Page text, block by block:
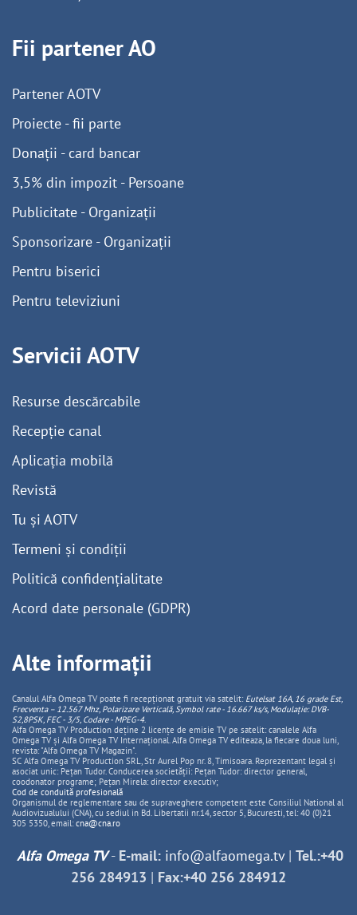
Fii partener AO
Partener AOTV
Proiecte - fii parte
Donații - card bancar
3,5% din impozit - Persoane
Publicitate - Organizații
Sponsorizare - Organizații
Pentru biserici
Pentru televiziuni
Servicii AOTV
Resurse descărcabile
Recepție canal
Aplicația mobilă
Revistă
Tu și AOTV
Termeni și condiții
Politică confidențialitate
Acord date personale (GDPR)
Alte informații
Canalul Alfa Omega TV poate fi recepționat gratuit via satelit: Eutelsat 16A, 16 grade Est,
Frecventa – 12.567 Mhz, PolarizareVerticală, Symbol rate - 16.667 ks/s, Modulație: DVB-
S2,8PSK, FEC - 3/5, Codare - MPEG-4.
Alfa Omega TV Production deține 2 licențe de emisie TV pe satelit: canalele Alfa
Omega TV și Alfa Omega TV Internațional. Alfa Omega TV editeaza, la fiecare doua luni,
revista: "Alfa Omega TV Magazin".
SC Alfa Omega TV Production SRL, Str Aurel Pop nr. 8, Timisoara. Reprezentant legal și
asociat unic: Pețan Tudor. Conducerea societății: Pețan Tudor: director general,
coodonator programe; Pețan Mirela: director executiv;
Cod de conduită profesională
Organismul de reglementare sau de supraveghere competent este Consiliul National al
Audiovizualului (CNA), cu sediul in Bd. Libertatii nr.14, sector 5, Bucuresti, tel: 40 (0)21
305 5350, email: cna@cna.ro
Alfa Omega TV- E-mail: info@alfaomega.tv| Tel.:+40
256 284913 | Fax:+40 256 284912